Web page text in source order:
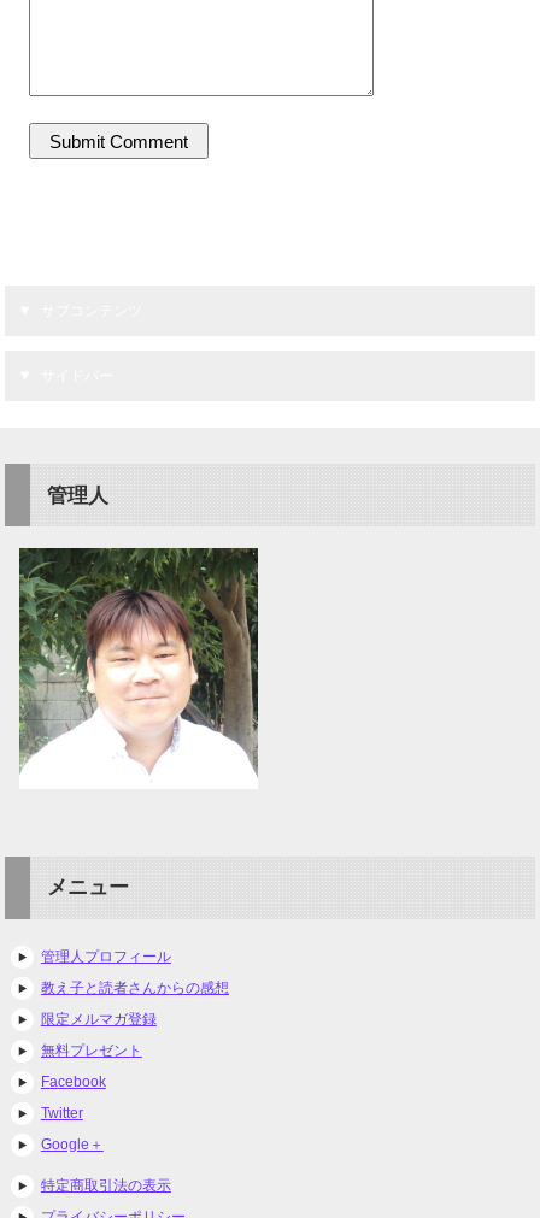
管理人
メニュー
管理人プロフィール
教え子と読者さんからの感想
限定メルマガ登録
無料プレゼント
Facebook
Twitter
Google＋
特定商取引法の表示